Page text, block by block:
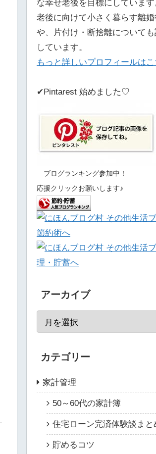
な幸せ老後を目標にしています
老後に向けて小さく暮らす離
や、片付け・断捨離について
しています。
もっと詳しいプロフィールはこ
✔Pintarest 始めました♡
ブログランキング参加中！
応援クリックお願いします♪
アーカイブ
カテゴリー
家計管理
50～60代の家計簿
住宅ローン完済体験談まと
貯めるコツ